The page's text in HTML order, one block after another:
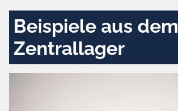
Beispiele aus dem
Zentrallager